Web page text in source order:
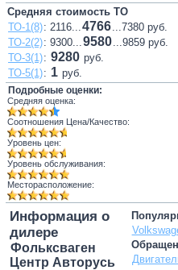
Средняя стоимость ТО
ТО-1(8): 2116...4766...7380 руб.
ТО-2(2): 9300...9580...9859 руб.
ТО-3(1): 9280 руб.
ТО-5(1): 1 руб.
Подробные оценки:
Средняя оценка:
Соотношения Цена/Качество:
Уровень цен:
Уровень обслуживания:
Месторасположение:
Информация о
дилере
Фольксваген
Центр Авторусь